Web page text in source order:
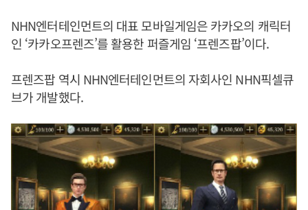
NHN엔터테인먼트의 대표 모바일게임은 카카오의 캐릭터
인 ‘카카오프렌즈’를 활용한 퍼즐게임 ‘프렌즈팝’이다.
프렌즈팝 역시 NHN엔터테인먼트의 자회사인 NHN픽셀큐
브가 개발했다.